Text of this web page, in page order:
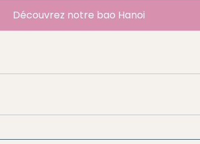
Découvrez notre bao Hanoi